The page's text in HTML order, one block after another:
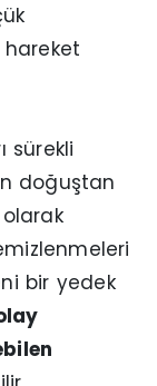
sürekli
doğuştan
bir yedek